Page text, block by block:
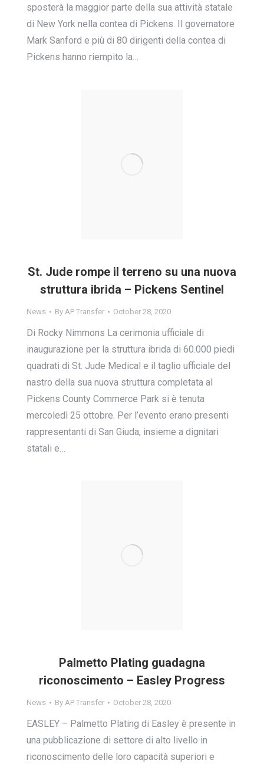
sposterà la maggior parte della sua attività statale
di New York nella contea di Pickens. Il governatore
Mark Sanford e più di 80 dirigenti della contea di
Pickens hanno riempito la…
St. Jude rompe il terreno su una nuova
struttura ibrida – Pickens Sentinel
News By AP Transfer October 28, 2020
Di Rocky Nimmons La cerimonia ufficiale di
inaugurazione per la struttura ibrida di 60.000 piedi
quadrati di St. Jude Medical e il taglio ufficiale del
nastro della sua nuova struttura completata al
Pickens County Commerce Park si è tenuta
mercoledì 25 ottobre. Per l’evento erano presenti
rappresentanti di San Giuda, insieme a dignitari
statali e…
Palmetto Plating guadagna
riconoscimento – Easley Progress
News By AP Transfer October 28, 2020
EASLEY – Palmetto Plating di Easley è presente in
una pubblicazione di settore di alto livello in
riconoscimento delle loro capacità superiori e